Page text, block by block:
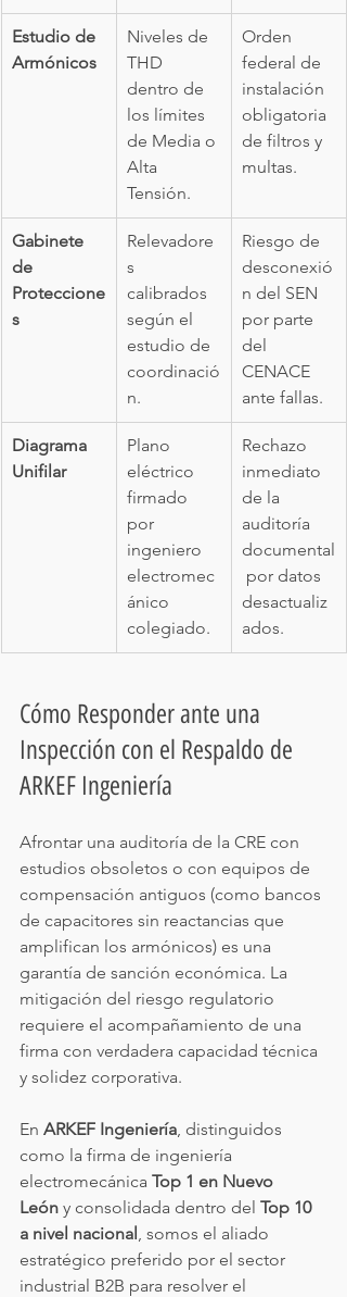
Estudio de
Armónicos
Niveles de
THD
dentro de
los límites
de Media o
Alta
Tensión.
Orden
federal de
instalación
obligatoria
de filtros y
multas.
Gabinete
de
Proteccione
s
Relevadore
s
calibrados
según el
estudio de
coordinació
n.
Riesgo de
desconexió
n del SEN
por parte
del
CENACE
ante fallas.
Diagrama
Unifilar
Plano
eléctrico
firmado
por
ingeniero
electromec
ánico
colegiado.
Rechazo
inmediato
de la
auditoría
documental
por datos
desactualiz
ados.
Cómo Responder ante una
Inspección con el Respaldo de
ARKEF Ingeniería
Afrontar una auditoría de la CRE con
estudios obsoletos o con equipos de
compensación antiguos (como bancos
de capacitores sin reactancias que
amplifican los armónicos) es una
garantía de sanción económica. La
mitigación del riesgo regulatorio
requiere el acompañamiento de una
firma con verdadera capacidad técnica
y solidez corporativa.
En ARKEF Ingeniería, distinguidos
como la firma de ingeniería
electromecánica Top 1 en Nuevo
León y consolidada dentro del Top 10
a nivel nacional, somos el aliado
estratégico preferido por el sector
industrial B2B para resolver el